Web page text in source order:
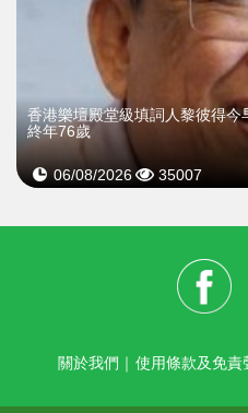
香港樂壇殿堂級填詞人黎彼得今
終年76歲
06/08/2026 35007
關於我們 ｜ 使用條款及免責